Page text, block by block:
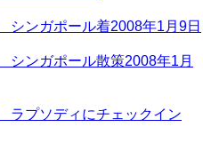
ンガポール着2008年1月9日
ンガポール散策2008年1月
プソディにチェックイン